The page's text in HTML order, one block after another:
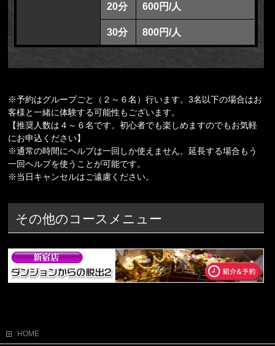
20分 600円/人
30分 800円/人
※予約はグループごと（２～６名）行います。3名以下の場合はお
客様と一緒に体験する可能性もございます。
【推奨人数は４～６名です。初心者でも楽しめますのでもお気軽
にお申込ください】
※通常の時間にヘルプは一回しか使えません。延長する場合もう
一回ヘルプを使うことが可能です。
※当日キャンセルはご遠慮ください。
その他のコースメニュー
HOME